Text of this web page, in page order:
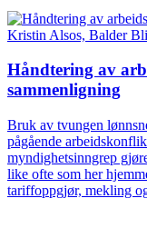
Kristin Alsos, Balder
Håndtering av
sammenligning
Bruk av tvungen
pågående
myndighetsinngrep
like ofte som her
tariffoppgjør, mekling